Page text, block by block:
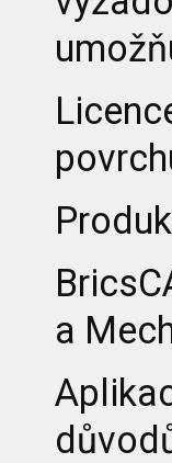
a